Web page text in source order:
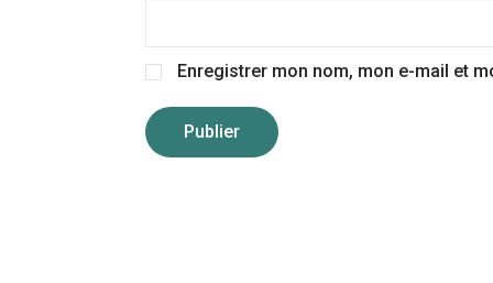
Enregistrer mon nom, mon e-mail et